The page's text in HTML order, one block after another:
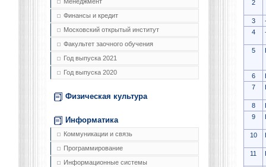
Финансы и кредит
Московский открытый институт
Факультет заочного обучения
Год выпуска 2021
Год выпуска 2020
Физическая культура
Информатика
Коммуникации и связь
Программирование
Информационные системы
2
3
4
5
6
7
8
9
10
11